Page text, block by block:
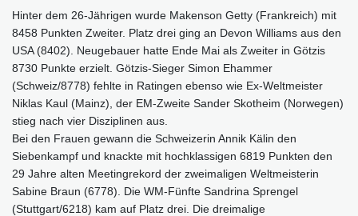
Hinter dem 26-Jährigen wurde Makenson Getty (Frankreich) mit
8458 Punkten Zweiter. Platz drei ging an Devon Williams aus den
USA (8402). Neugebauer hatte Ende Mai als Zweiter in Götzis
8730 Punkte erzielt. Götzis-Sieger Simon Ehammer
(Schweiz/8778) fehlte in Ratingen ebenso wie Ex-Weltmeister
Niklas Kaul (Mainz), der EM-Zweite Sander Skotheim (Norwegen)
stieg nach vier Disziplinen aus.
Bei den Frauen gewann die Schweizerin Annik Kälin den
Siebenkampf und knackte mit hochklassigen 6819 Punkten den
29 Jahre alten Meetingrekord der zweimaligen Weltmeisterin
Sabine Braun (6778). Die WM-Fünfte Sandrina Sprengel
(Stuttgart/6218) kam auf Platz drei. Die dreimalige